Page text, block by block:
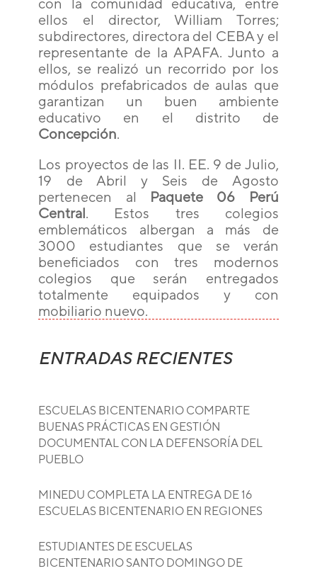
ellos el director, William Torres;
subdirectores, directora del CEBA y el
representante de la APAFA. Junto a
ellos, se realizó un recorrido por los
módulos prefabricados de aulas que
garantizan un buen ambiente
educativo en el distrito de
Concepción.
Los proyectos de las II. EE. 9 de Julio,
19 de Abril y Seis de Agosto
pertenecen al Paquete 06 Perú
Central. Estos tres colegios
emblemáticos albergan a más de
3000 estudiantes que se verán
beneficiados con tres modernos
colegios que serán entregados
totalmente equipados y con
mobiliario nuevo.
ENTRADAS RECIENTES
ESCUELAS BICENTENARIO COMPARTE
BUENAS PRÁCTICAS EN GESTIÓN
DOCUMENTAL CON LA DEFENSORÍA DEL
PUEBLO
MINEDU COMPLETA LA ENTREGA DE 16
ESCUELAS BICENTENARIO EN REGIONES
ESTUDIANTES DE ESCUELAS
BICENTENARIO SANTO DOMINGO DE